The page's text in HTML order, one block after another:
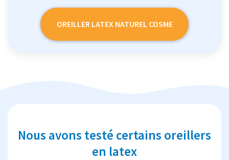
OREILLER LATEX NATUREL COSME
Nous avons testé certains oreillers
en latex